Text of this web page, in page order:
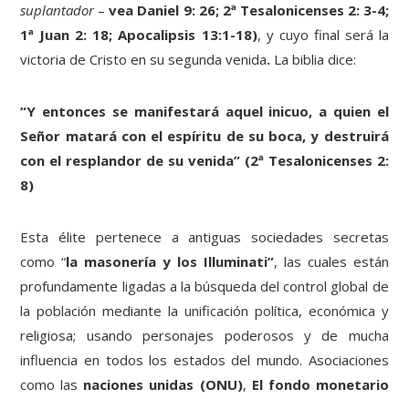
suplantador–vea Daniel 9: 26; 2ª Tesalonicenses 2: 3-4;
1ª Juan 2: 18; Apocalipsis 13:1-18), y cuyo final será la
victoria de Cristo en su segunda venida. La biblia dice:
“Y entonces se manifestará aquel inicuo, a quien el
Señor matará con el espíritu de su boca, y destruirá
con el resplandor de su venida” (2ª Tesalonicenses 2:
8)
Esta élite pertenece a antiguas sociedades secretas
como “la masonería y los Illuminati”, las cuales están
profundamente ligadas a la búsqueda del control global de
la población mediante la unificación política, económica y
religiosa; usando personajes poderosos y de mucha
influencia en todos los estados del mundo. Asociaciones
como las naciones unidas (ONU), El fondo monetario